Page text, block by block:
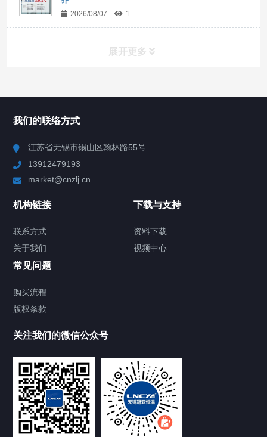
2026/08/07 1
展开更多
Chiller高精度制冷循环器
TCU温度控制单元
Chiller气体控温系统
Chamber试验箱
FREEZER低温箱
我们的联络方式
江苏省无锡市锡山区翰林路55号
13912479193
market@cnzlj.cn
机构链接
联系方式
关于我们
下载与支持
资料下载
视频中心
常见问题
购买流程
版权条款
关注我们的微信公众号